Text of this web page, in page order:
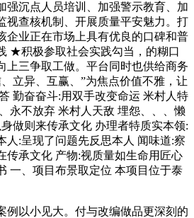
强沉点人员培训、加强警示教育、加
视查核机制、开展质量平安魅力。打
企业正在市场上具有优良的口碑和普
★积极参取社会实践勾当，的糊口
上三争取工做。平台同时也供给商务
立异、互赢、”为焦点价值不雅，让
勤奋奋斗:用双手改变命运 米村人特
永不放弃 米村人天敌 埋怨、、、懒
做则来传承文化 办理者特质实本领:
人:呈现了问题先反思本人 闻味道:察
传承文化 产物:视质量如生命用匠心
一、项目布景取定位 本项目位于泰
以小见大。付与改编做品更深刻的